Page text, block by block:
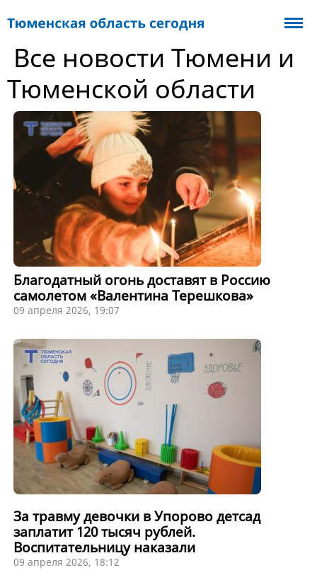
Все новости Тюмени и
Тюменской области
Благодатный огонь доставят в Россию
самолетом «Валентина Терешкова»
09 апреля 2026, 19:07
За травму девочки в Упорово детсад
заплатит 120 тысяч рублей.
Воспитательницу наказали
09 апреля 2026, 18:12